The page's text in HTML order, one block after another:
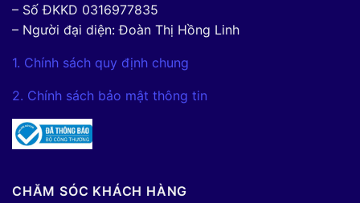
– Số ĐKKD 0316977835
– Người đại diện: Đoàn Thị Hồng Linh
1. Chính sách quy định chung
2. Chính sách bảo mật thông tin
CHĂM SÓC KHÁCH HÀNG